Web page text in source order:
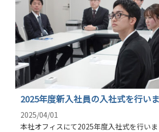
2025年度新入社員の入社式を行い
2025/04/01
本社オフィスにて2025年度入社式を行い